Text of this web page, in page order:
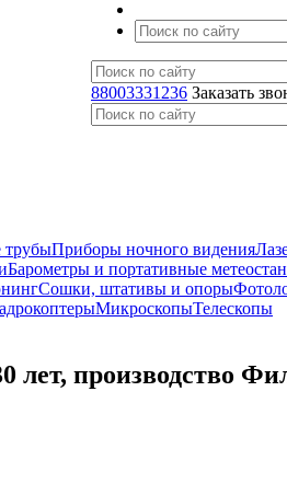
88003331236 Заказать
трубыПриборы ночного видения
Барометры и портативные
Сошки, штативы и опоры
МикроскопыТелескопы
лет, производство